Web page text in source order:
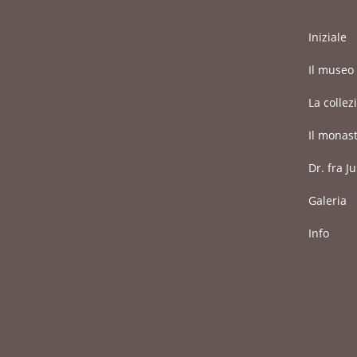
Iniziale
Il museo
La
Il
Dr. fra
Galeria
Info